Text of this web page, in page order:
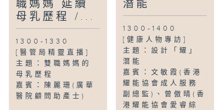
職媽媽 延續
母乳歷程 /...
1300-1330
[醫管局精靈直播]
主題：雙職媽媽的
母乳歷程
嘉賓：陳麗珊(廣華
醫院顧問助產士)
潛能
1300-1400
[健康人物專訪]
主題：設計「耀」
潛能
嘉賓：文敏霞(香港
耀能協會成人服務
副總監)、曾傲晴(香
港耀能協會愛睿綜